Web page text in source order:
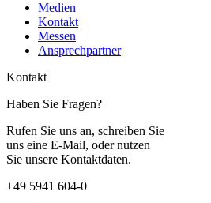
Medien
Kontakt
Messen
Ansprechpartner
Kontakt
Haben Sie Fragen?
Rufen Sie uns an, schreiben Sie
uns eine E-Mail, oder nutzen
Sie unsere Kontaktdaten.
+49 5941 604-0